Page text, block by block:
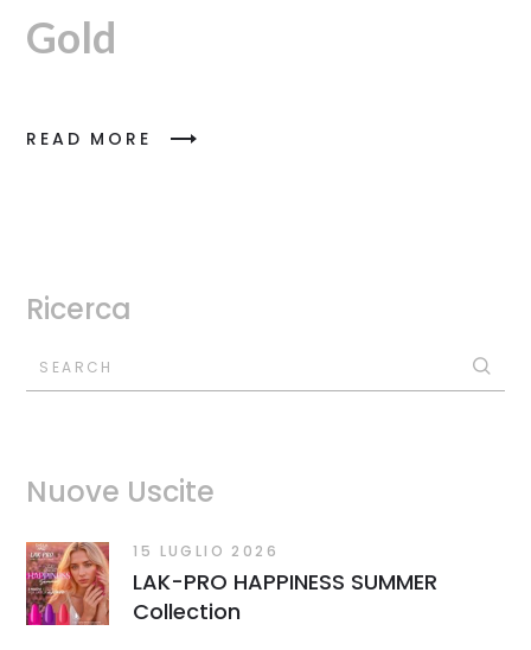
Gold
READ MORE
Ricerca
SEARCH
Nuove Uscite
15 LUGLIO 2026
LAK-PRO HAPPINESS SUMMER
Collection